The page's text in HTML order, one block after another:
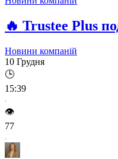
🔥 Trustee Plus
Новини компаній
10 Грудня
🕒
15:39
👁️
77